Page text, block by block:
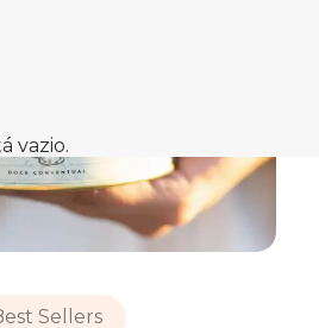
vazio.
Sellers